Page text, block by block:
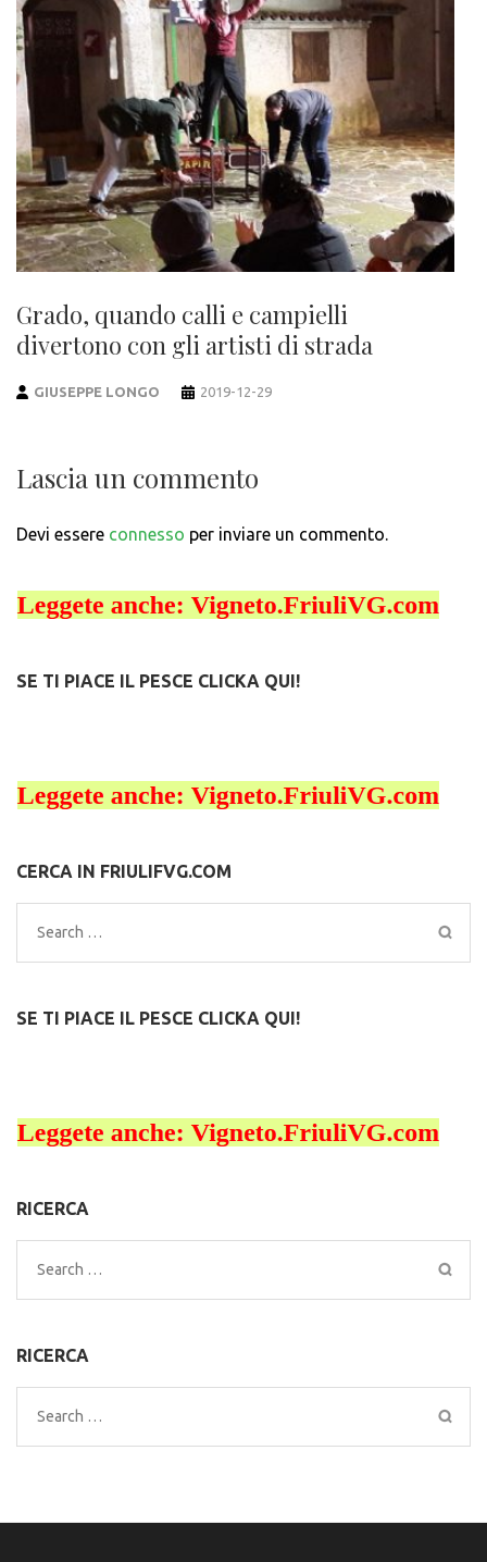
Grado, quando calli e campielli
divertono con gli artisti di strada
GIUSEPPE LONGO 2019-12-29
Lascia un commento
Devi essere connesso per inviare un commento.
SE TI PIACE IL PESCE CLICKA QUI!
CERCA IN FRIULIFVG.COM
Search
for:
SE TI PIACE IL PESCE CLICKA QUI!
RICERCA
Search
for:
RICERCA
Search
for: